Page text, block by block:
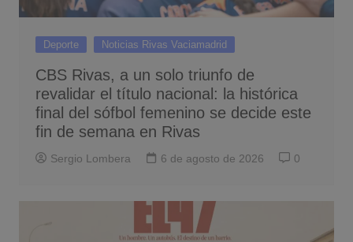
Deporte Noticias Rivas Vaciamadrid
CBS Rivas, a un solo triunfo de
revalidar el título nacional: la histórica
final del sófbol femenino se decide este
fin de semana en Rivas
Sergio Lombera 6 de agosto de 2026 0